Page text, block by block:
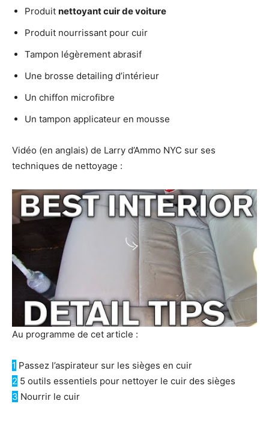
Produit nettoyant cuir de voiture
Produit nourrissant pour cuir
Tampon légèrement abrasif
Une brosse detailing d’intérieur
Un chiffon microfibre
Un tampon applicateur en mousse
Vidéo (en anglais) de Larry d’Ammo NYC sur ses
techniques de nettoyage :
Au programme de cet article :
1 Passez l’aspirateur sur les sièges en cuir
2 5 outils essentiels pour nettoyer le cuir des sièges
3 Nourrir le cuir